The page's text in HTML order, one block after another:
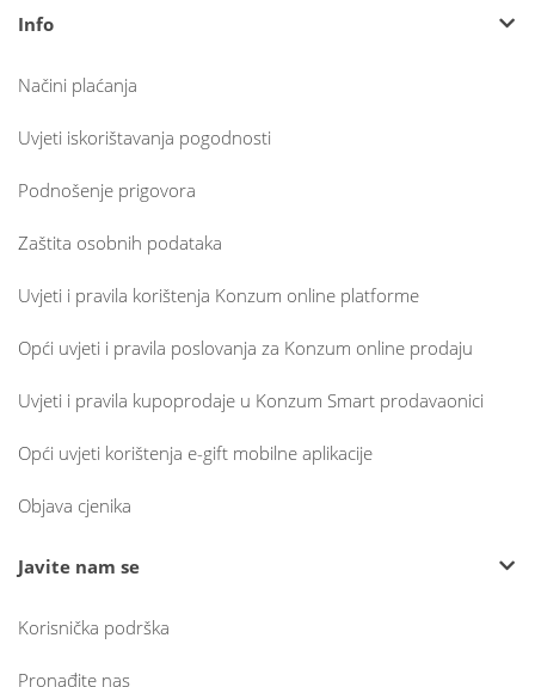
Info
Načini plaćanja
Uvjeti iskorištavanja pogodnosti
Podnošenje prigovora
Zaštita osobnih podataka
Uvjeti i pravila korištenja Konzum online platforme
Opći uvjeti i pravila poslovanja za Konzum online prodaju
Uvjeti i pravila kupoprodaje u Konzum Smart prodavaonici
Opći uvjeti korištenja e-gift mobilne aplikacije
Objava cjenika
Javite nam se
Korisnička podrška
Pronađite nas